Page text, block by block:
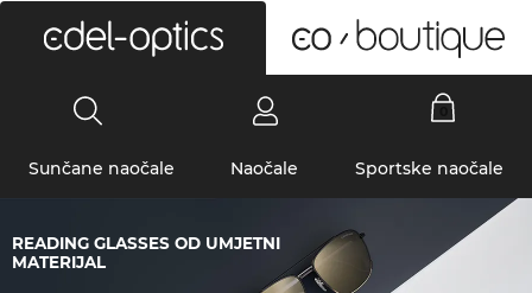
Sunčane naočale Naočale Sportske naočale
READING GLASSES OD UMJETNI
MATERIJAL